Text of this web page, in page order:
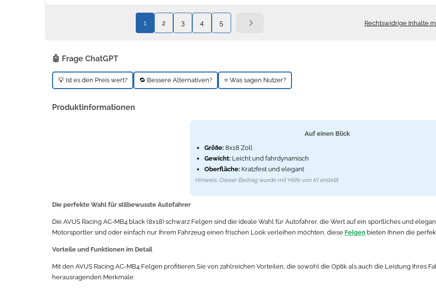
1 2 3 4 5 Rechtswidrige Inhalte
🤖 Frage ChatGPT
💡 Ist es den Preis wert? 🔁 Bessere Alternativen? ⭐ Was sagen Nutzer?
Produktinformationen
Auf einen Blick
Größe:8x18 Zoll
Gewicht:Leicht und fahrdynamisch
Oberfläche:Kratzfest und elegant
Hinweis: Dieser Beitrag wurde mit Hilfe von KI erstellt
Die perfekte Wahl für stilbewusste Autofahrer
Die AVUS Racing AC-MB4 black (8x18) schwarz Felgen sind die ideale Wahl für Autofahrer, die Wert auf ein sportliches und
Motorsportler sind oder einfach nur Ihrem Fahrzeug einen frischen Look verleihen möchten, diese Felgen bieten Ihnen die
Vorteile und Funktionen im Detail
Mit den AVUS Racing AC-MB4 Felgen profitieren Sie von zahlreichen Vorteilen, die sowohl die Optik als auch die Leistung Ihres
herausragenden Merkmale: